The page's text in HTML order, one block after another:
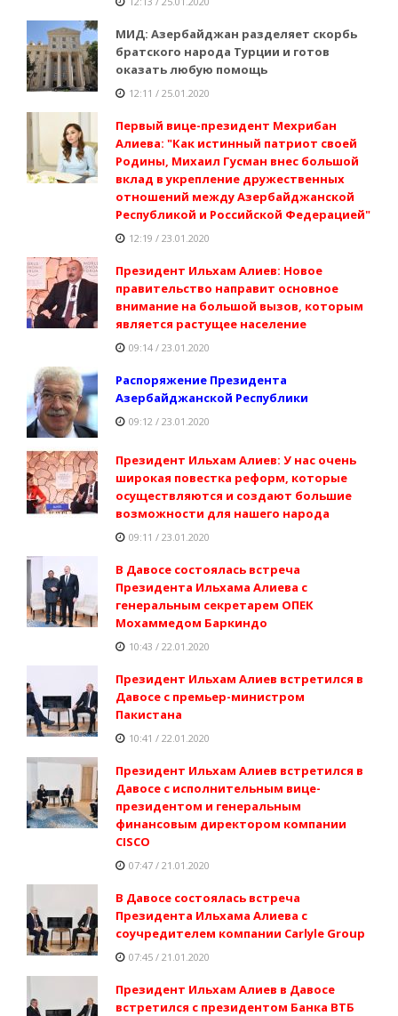
МИД: Азербайджан разделяет скорбь
братского народа Турции и готов
оказать любую помощь
12:11 / 25.01.2020
Первый вице-президент Мехрибан
Алиева: "Как истинный патриот своей
Родины, Михаил Гусман внес большой
вклад в укрепление дружественных
отношений между Азербайджанской
Республикой и Российской Федерацией"
12:19 / 23.01.2020
Президент Ильхам Алиев: Новое
правительство направит основное
внимание на большой вызов, которым
является растущее население
09:14 / 23.01.2020
Распоряжение Президента
Азербайджанской Республики
09:12 / 23.01.2020
Президент Ильхам Алиев: У нас очень
широкая повестка реформ, которые
осуществляются и создают большие
возможности для нашего народа
09:11 / 23.01.2020
В Давосе состоялась встреча
Президента Ильхама Алиева с
генеральным секретарем ОПЕК
Мохаммедом Баркиндо
10:43 / 22.01.2020
Президент Ильхам Алиев встретился в
Давосе с премьер-министром
Пакистана
10:41 / 22.01.2020
Президент Ильхам Алиев встретился в
Давосе с исполнительным вице-
президентом и генеральным
финансовым директором компании
CISCO
07:47 / 21.01.2020
В Давосе состоялась встреча
Президента Ильхама Алиева с
соучредителем компании Carlyle Group
07:45 / 21.01.2020
Президент Ильхам Алиев в Давосе
встретился с президентом Банка ВТБ